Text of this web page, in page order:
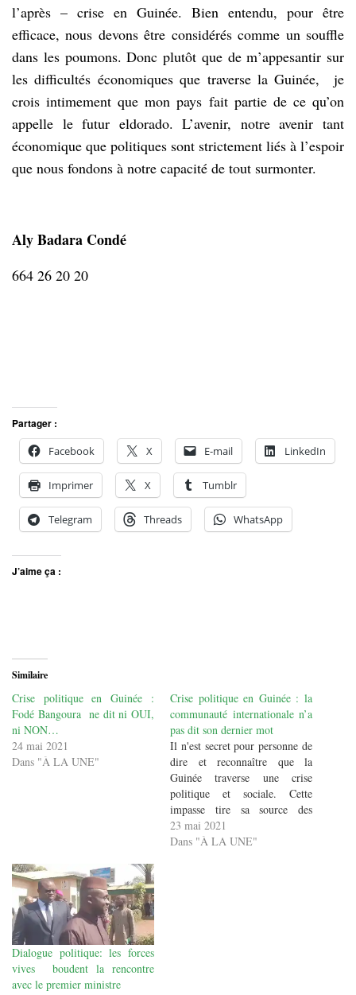
l’après – crise en Guinée. Bien entendu, pour être
efficace, nous devons être considérés comme un souffle
dans les poumons. Donc plutôt que de m’appesantir sur
les difficultés économiques que traverse la Guinée, je
crois intimement que mon pays fait partie de ce qu’on
appelle le futur eldorado. L’avenir, notre avenir tant
économique que politiques sont strictement liés à l’espoir
que nous fondons à notre capacité de tout surmonter.
Aly Badara Condé
664 26 20 20
Partager :
Facebook
X E-mail LinkedIn
Imprimer X Tumblr
Telegram Threads WhatsApp
J’aime ça :
Similaire
Crise politique en Guinée :
Fodé Bangoura ne dit ni OUI,
ni NON…
24 mai 2021
Dans "À LA UNE"
Crise politique en Guinée : la
communauté internationale n’a
pas dit son dernier mot
Il n'est secret pour personne de
dire et reconnaître que la
Guinée traverse une crise
politique et sociale. Cette
impasse tire sa source des
élections controversées (
l'organisation du référendum
23 mai 2021
Dans "À LA UNE"
Dialogue politique: les forces
vives boudent la rencontre
avec le premier ministre